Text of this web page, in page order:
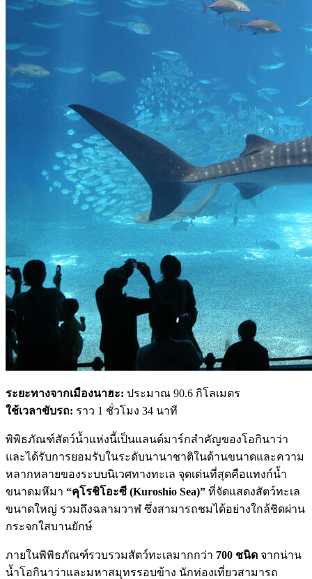
ระยะทางจากเมืองนาฮะ: ประมาณ 90.6 กิโลเมตร
ใช้เวลาขับรถ: ราว 1 ชั่วโมง 34 นาที
พิพิธภัณฑ์สัตว์น้ำแห่งนี้เป็นแลนด์มาร์กสำคัญของโอกินาว่า
และได้รับการยอมรับในระดับนานาชาติในด้านขนาดและความ
หลากหลายของระบบนิเวศทางทะเล จุดเด่นที่สุดคือแทงก์น้ำ
ขนาดมหึมา “คุโรชิโอะซี (Kuroshio Sea)” ที่จัดแสดงสัตว์ทะเล
ขนาดใหญ่ รวมถึงฉลามวาฬ ซึ่งสามารถชมได้อย่างใกล้ชิดผ่าน
กระจกใสบานยักษ์
ภายในพิพิธภัณฑ์รวบรวมสัตว์ทะเลมากกว่า 700 ชนิด จากน่าน
น้ำโอกินาว่าและมหาสมุทรรอบข้าง นักท่องเที่ยวสามารถ